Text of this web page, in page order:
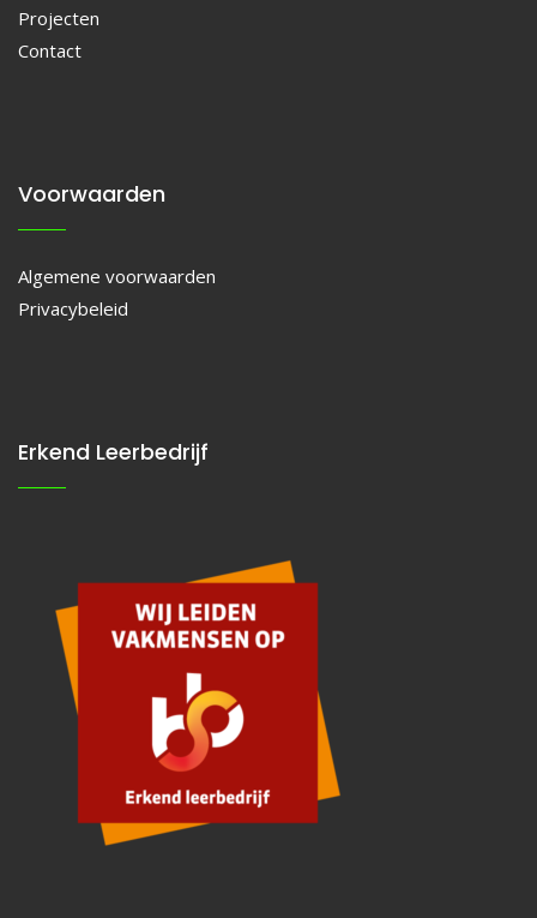
Projecten
Contact
Voorwaarden
Algemene voorwaarden
Privacybeleid
Erkend Leerbedrijf